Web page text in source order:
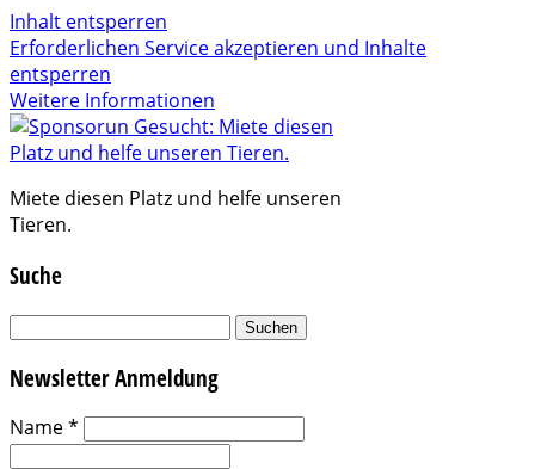
Inhalt entsperren
Erforderlichen Service akzeptieren und Inhalte
entsperren
Weitere Informationen
Miete diesen Platz und helfe unseren
Tieren.
Suche
Suchen
Newsletter Anmeldung
Name*